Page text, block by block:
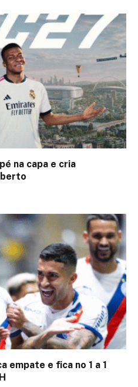
na capa e cria
empate e fica no 1 a 1